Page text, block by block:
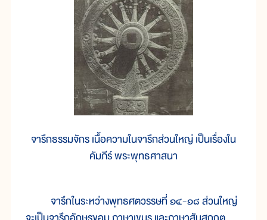
จารึกธรรมจักร เนื้อความในจารึกส่วนใหญ่ เป็นเรื่องใน
คัมภีร์ พระพุทธศาสนา
จารึกในระหว่างพุทธศตวรรษที่ ๑๔-๑๘ ส่วนใหญ่